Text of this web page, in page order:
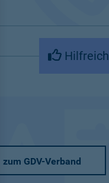
Hilfreich
zum GDV-Verband